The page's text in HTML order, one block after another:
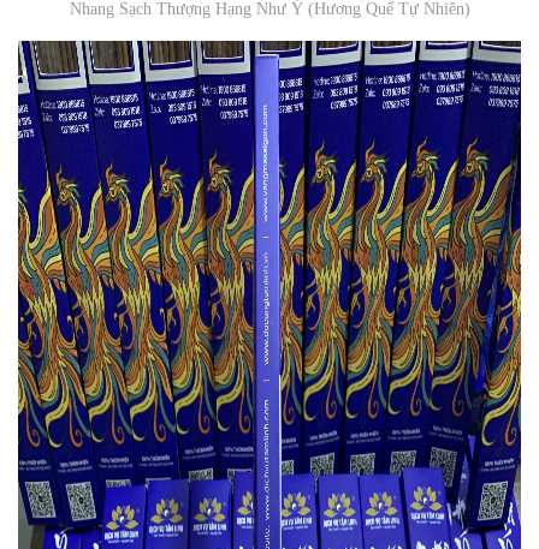
Nhang Sạch Thượng Hạng Như Ý (Hương Quế Tự Nhiên)